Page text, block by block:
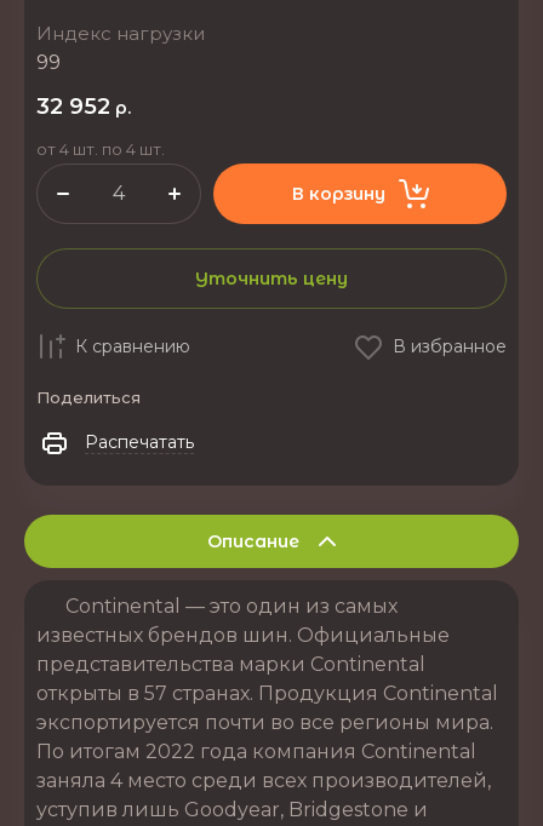
Индекс нагрузки
99
32 952 р.
от 4 шт. по 4 шт.
В корзину
Уточнить цену
К сравнению В избранное
Поделиться
Распечатать
Описание
Continental — это один из самых
известных брендов шин. Официальные
представительства марки Continental
открыты в 57 странах. Продукция Continental
экспортируется почти во все регионы мира.
По итогам 2022 года компания Continental
заняла 4 место среди всех производителей,
уступив лишь Goodyear, Bridgestone и